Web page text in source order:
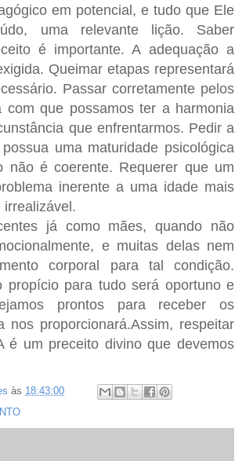
em potencial, e tudo que Ele
uma relevante lição. Saber
é importante. A adequação a
Queimar etapas representará
Passar corretamente pelos
com que possamos ter a harmonia
que enfrentarmos. Pedir a
uma maturidade psicológica
não é coerente. Requerer que um
inerente a uma idade mais
irrealizável.
já como mães, quando não
e muitas delas nem
corporal para tal condição.
propício para tudo será oportuno e
prontos para receber os
nos proporcionará.Assim, respeitar
é um preceito divino que devemos
às 18:43:00